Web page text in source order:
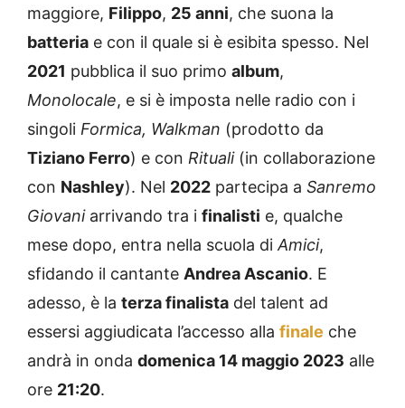
maggiore, Filippo, 25 anni, che suona la
batteria e con il quale si è esibita spesso. Nel
2021 pubblica il suo primo album,
Monolocale, e si è imposta nelle radio con i
singoli Formica, Walkman (prodotto da
Tiziano Ferro) e con Rituali(in collaborazione
con Nashley). Nel 2022 partecipa a Sanremo
Giovaniarrivando tra i finalisti e, qualche
mese dopo, entra nella scuola diAmici,
sfidando il cantante Andrea Ascanio. E
adesso, è la terza finalista del talent ad
essersi aggiudicata l’accesso alla finale che
andrà in onda domenica 14 maggio 2023 alle
ore 21:20.